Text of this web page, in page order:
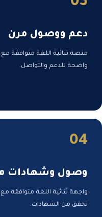
دعم ووصول مرن
منصة ثنائية اللغة متوافقة
واضحة للدعم والتواصل.
04
وصول وشهادات
واجهة ثنائية اللغة متوافقة
تحقق من الشهادات.